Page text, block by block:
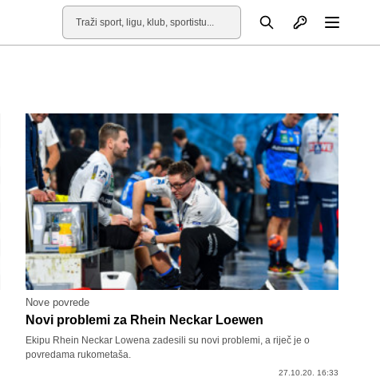
Pretraga Otvori profil
Nove povrede
Novi problemi za Rhein Neckar Loewen
Ekipu Rhein Neckar Lowena zadesili su novi problemi, a riječ je o
povredama rukometaša.
27.10.20. 16:33